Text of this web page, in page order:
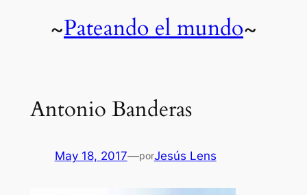
~Pateando el mundo~
Antonio Banderas
May 18, 2017—porJesús Lens